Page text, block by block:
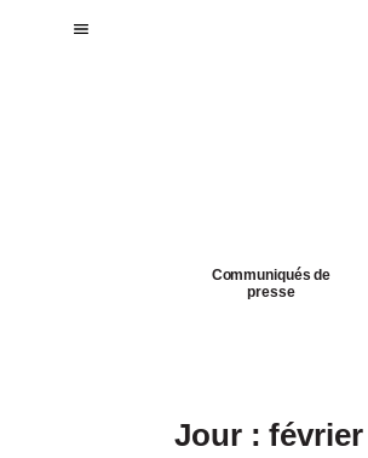
Communiqués de
presse
Jour : février